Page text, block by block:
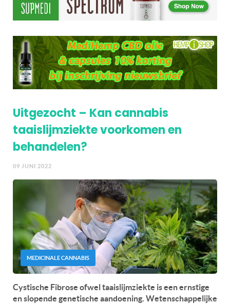
Uitgezocht – Kan cannabis
taaislijmziekte voorkomen en
behandelen?
09 JUNI 2022
MEDICINALE CANNABIS
Cystische Fibrose ofwel taaislijmziekte is een ernstige
en slopende genetische aandoening. Wetenschappelijke